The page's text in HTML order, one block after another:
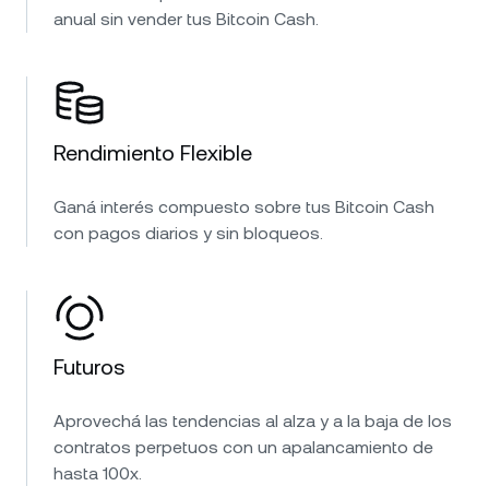
anual sin vender tus Bitcoin Cash.
Rendimiento Flexible
Ganá interés compuesto sobre tus Bitcoin Cash
con pagos diarios y sin bloqueos.
Futuros
Aprovechá las tendencias al alza y a la baja de los
contratos perpetuos con un apalancamiento de
hasta 100x.